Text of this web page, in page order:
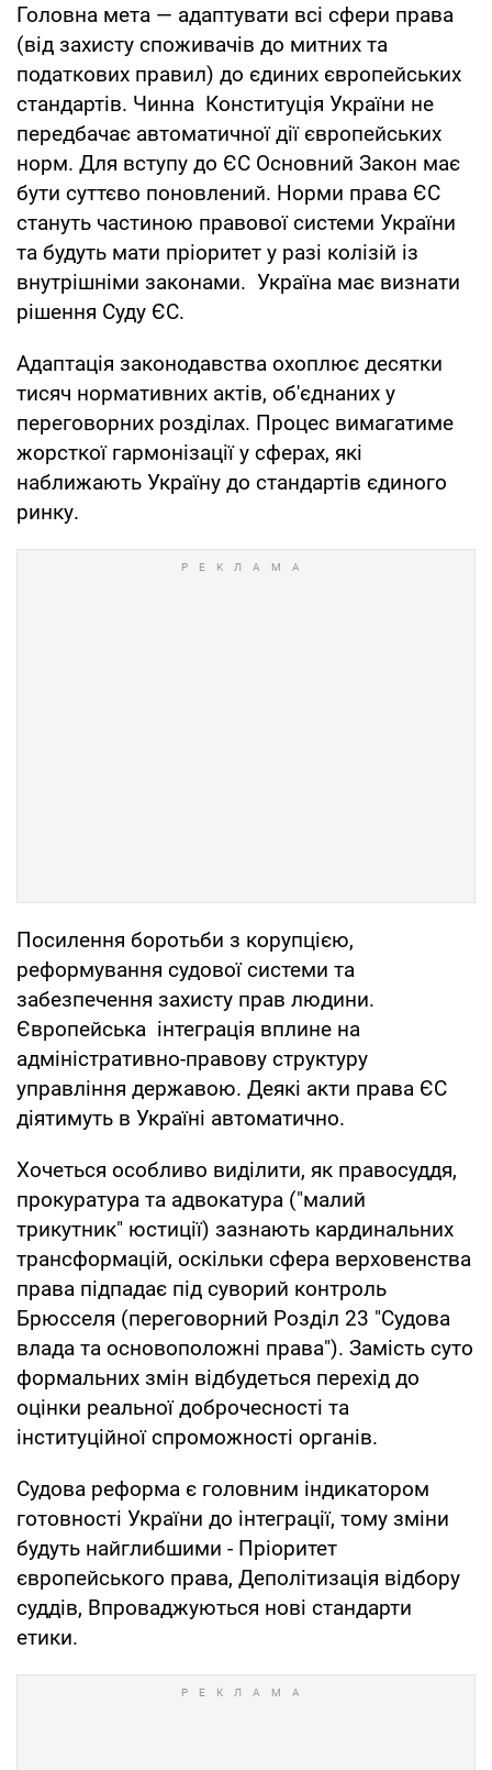
Головна мета — адаптувати всі сфери права
(від захисту споживачів до митних та
податкових правил) до єдиних європейських
стандартів. Чинна Конституція України не
передбачає автоматичної дії європейських
норм. Для вступу до ЄС Основний Закон має
бути суттєво поновлений. Норми права ЄС
стануть частиною правової системи України
та будуть мати пріоритет у разі колізій із
внутрішніми законами. Україна має визнати
рішення Суду ЄС.
Адаптація законодавства охоплює десятки
тисяч нормативних актів, об'єднаних у
переговорних розділах. Процес вимагатиме
жорсткої гармонізації у сферах, які
наближають Україну до стандартів єдиного
ринку.
Посилення боротьби з корупцією,
реформування судової системи та
забезпечення захисту прав людини.
Європейська інтеграція вплине на
адміністративно-правову структуру
управління державою. Деякі акти права ЄС
діятимуть в Україні автоматично.
Хочеться особливо виділити, як правосуддя,
прокуратура та адвокатура ("малий
трикутник" юстиції) зазнають кардинальних
трансформацій, оскільки сфера верховенства
права підпадає під суворий контроль
Брюсселя (переговорний Розділ 23 "Судова
влада та основоположні права"). Замість суто
формальних змін відбудеться перехід до
оцінки реальної доброчесності та
інституційної спроможності органів.
Судова реформа є головним індикатором
готовності України до інтеграції, тому зміни
будуть найглибшими - Пріоритет
європейського права, Деполітизація відбору
суддів, Впроваджуються нові стандарти
етики.